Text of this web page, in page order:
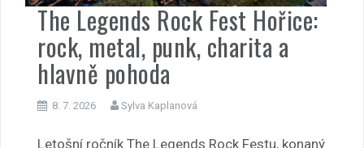
The Legends Rock Fest Hořice:
rock, metal, punk, charita a
hlavně pohoda
8. 7. 2026 Sylva Kaplanová
Letošní ročník The Legends Rock Festu, konaný